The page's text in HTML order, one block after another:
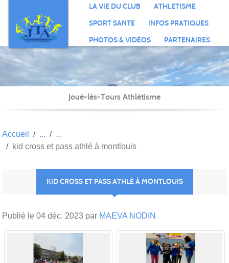
LA VIE DU CLUB
ATHLETISME
SPORT SANTE
INFOS PRATIQUES
PHOTOS & VIDÉOS
PARTENAIRES
Joué-lès-Tours Athlétisme
Accueil
kid cross et pass athlé à montlouis
KID CROSS ET PASS ATHLÉ À MONTLOUIS
Publié le 04 déc. 2023 par MAEVA NODIN
Panneau de gestion des cookies